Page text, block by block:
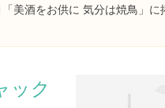
美酒をお供に 気分は焼鳥」に
ック